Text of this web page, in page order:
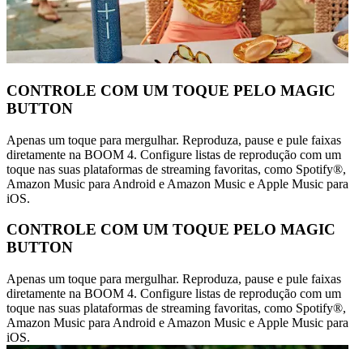
CONTROLE COM UM TOQUE PELO MAGIC
BUTTON
Apenas um toque para mergulhar. Reproduza, pause e pule faixas
diretamente na BOOM 4. Configure listas de reprodução com um
toque nas suas plataformas de streaming favoritas, como Spotify®,
Amazon Music para Android e Amazon Music e Apple Music para
iOS.
CONTROLE COM UM TOQUE PELO MAGIC
BUTTON
Apenas um toque para mergulhar. Reproduza, pause e pule faixas
diretamente na BOOM 4. Configure listas de reprodução com um
toque nas suas plataformas de streaming favoritas, como Spotify®,
Amazon Music para Android e Amazon Music e Apple Music para
iOS.